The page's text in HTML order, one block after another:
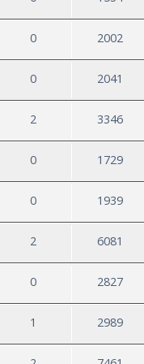
0 2002
0 2041
2 3346
0 1729
0 1939
2 6081
0 2827
1 2989